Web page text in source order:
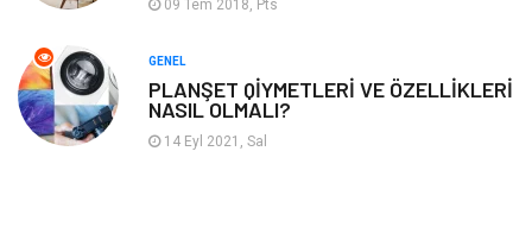
Anahtar Kelime Penguen
Hosting
09 Tem 2018, Pts
GENEL
PLANŞET QİYMETLERİ VE ÖZELLİKLERİ
NASIL OLMALI?
14 Eyl 2021, Sal